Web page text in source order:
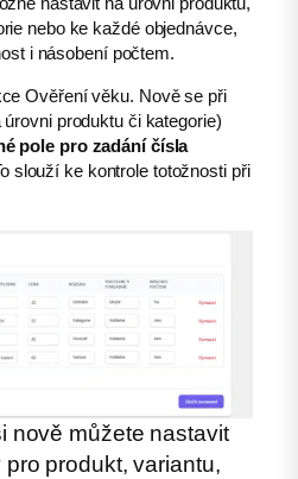
nebo ke každé objednávce,
i násobení počtem.
Ověření věku. Nově se při
produktu či kategorie)
pole pro zadání čísla
slouží ke kontrole totožnosti při
nově můžete nastavit
produkt, variantu,